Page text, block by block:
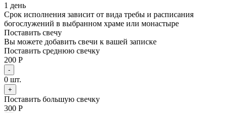
1 день
Срок исполнения зависит от вида требы и расписания
богослужений в выбранном храме или монастыре
Поставить свечу
Вы можете добавить свечи к вашей записке
Поставить среднюю свечку
200 Р
-
0 шт.
+
Поставить большую свечку
300 Р